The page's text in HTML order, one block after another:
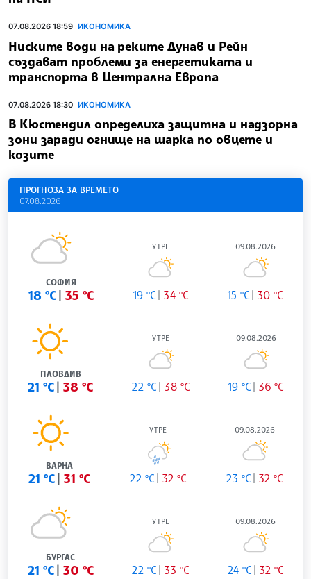
07.08.2026 18:59 ИКОНОМИКА
Ниските води на реките Дунав и Рейн
създават проблеми за енергетиката и
транспорта в Централна Европа
07.08.2026 18:30 ИКОНОМИКА
В Кюстендил определиха защитна и надзорна
зони заради огнище на шарка по овцете и
козите
ПРОГНОЗА ЗА ВРЕМЕТО
07.08.2026
СОФИЯ
18 °C 35 °C
УТРЕ
19 °C 34 °C
09.08.2026
15 °C 30 °C
ПЛОВДИВ
21 °C 38 °C
УТРЕ
22 °C 38 °C
09.08.2026
19 °C 36 °C
ВАРНА
21 °C 31 °C
УТРЕ
22 °C 32 °C
09.08.2026
23 °C 32 °C
БУРГАС
21 °C 30 °C
УТРЕ
22 °C 33 °C
09.08.2026
24 °C 32 °C